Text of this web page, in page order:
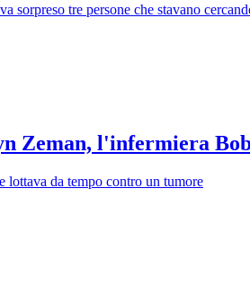
sorpreso tre persone che stavano
Zeman, l'infermiera
lottava da tempo contro un tumore